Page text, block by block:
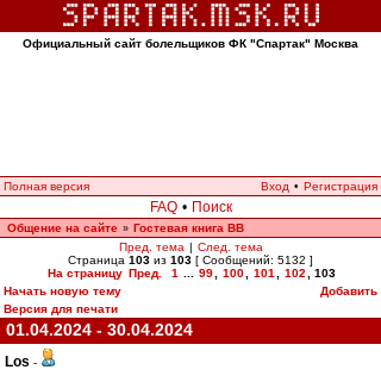
Официальный сайт болельщиков ФК "Спартак" Москва
Полная версия Вход • Регистрация
FAQ • Поиск
Общение на сайте » Гостевая книга ВВ
Пред. тема | След. тема
Страница 103 из 103 [ Сообщений: 5132 ]
На страницу Пред. 1 99 100 101 102
103
Начать новую тему
Добавить
Версия для печати
01.04.2024 - 30.04.2024
Los -